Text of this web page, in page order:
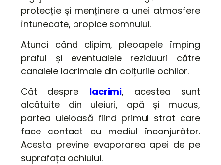
protecție și menținere a unei atmosfere
întunecate, propice somnului.
Atunci când clipim, pleoapele împing
praful și eventualele reziduuri către
canalele lacrimale din colțurile ochilor.
Cât despre lacrimi, acestea sunt
alcătuite din uleiuri, apă și mucus,
partea uleioasă fiind primul strat care
face contact cu mediul înconjurător.
Acesta previne evaporarea apei de pe
suprafața ochiului.